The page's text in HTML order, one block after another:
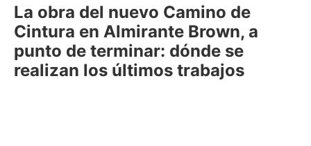
La obra del nuevo Camino de
Cintura en Almirante Brown, a
punto de terminar: dónde se
realizan los últimos trabajos